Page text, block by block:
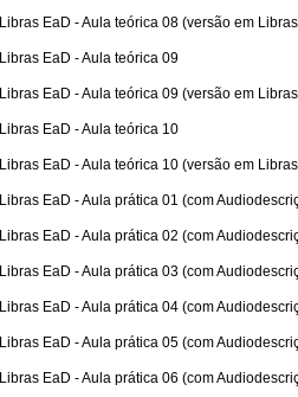
Libras EaD - Aula teórica 08 (versão em
Libras EaD - Aula teórica 09
Libras EaD - Aula teórica 09 (versão em
Libras EaD - Aula teórica 10
Libras EaD - Aula teórica 10 (versão em
Libras EaD - Aula prática 01 (com
Libras EaD - Aula prática 02 (com
Libras EaD - Aula prática 03 (com
Libras EaD - Aula prática 04 (com
Libras EaD - Aula prática 05 (com
Libras EaD - Aula prática 06 (com